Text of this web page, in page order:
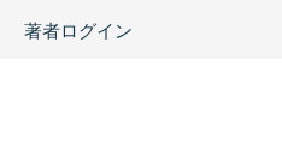
著者ログイン